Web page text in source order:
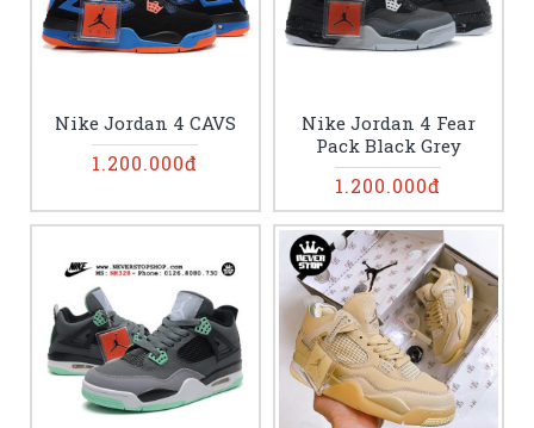
Nike Jordan 4 CAVS
1.200.000đ
Nike Jordan 4 Fear
Pack Black Grey
1.200.000đ